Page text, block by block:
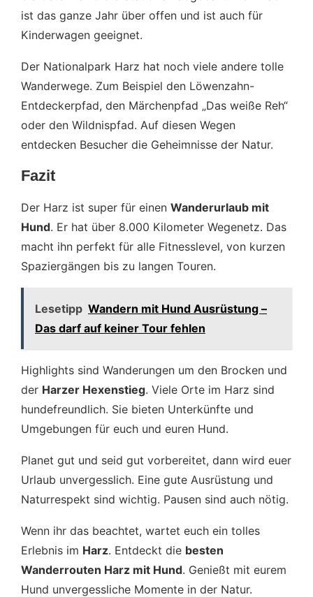
ist das ganze Jahr über offen und ist auch für
Kinderwagen geeignet.
Der Nationalpark Harz hat noch viele andere tolle
Wanderwege. Zum Beispiel den Löwenzahn-
Entdeckerpfad, den Märchenpfad „Das weiße Reh“
oder den Wildnispfad. Auf diesen Wegen
entdecken Besucher die Geheimnisse der Natur.
Fazit
Der Harz ist super für einen Wanderurlaub mit
Hund. Er hat über 8.000 Kilometer Wegenetz. Das
macht ihn perfekt für alle Fitnesslevel, von kurzen
Spaziergängen bis zu langen Touren.
Lesetipp Wandern mit Hund Ausrüstung –
Das darf auf keiner Tour fehlen
Highlights sind Wanderungen um den Brocken und
der Harzer Hexenstieg. Viele Orte im Harz sind
hundefreundlich. Sie bieten Unterkünfte und
Umgebungen für euch und euren Hund.
Planet gut und seid gut vorbereitet, dann wird euer
Urlaub unvergesslich. Eine gute Ausrüstung und
Naturrespekt sind wichtig. Pausen sind auch nötig.
Wenn ihr das beachtet, wartet euch ein tolles
Erlebnis im Harz. Entdeckt die besten
Wanderrouten Harz mit Hund. Genießt mit eurem
Hund unvergessliche Momente in der Natur.